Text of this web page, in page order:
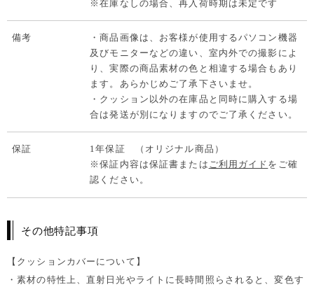
※在庫なしの場合、再入荷時期は未定です
備考
・商品画像は、お客様が使用するパソコン機器
及びモニターなどの違い、室内外での撮影によ
り、実際の商品素材の色と相違する場合もあり
ます。あらかじめご了承下さいませ。
・クッション以外の在庫品と同時に購入する場
合は発送が別になりますのでご了承ください。
保証
1年保証 （オリジナル商品）
※保証内容は保証書または ご利用ガイド をご確
認ください。
その他特記事項
【クッションカバーについて】
・素材の特性上、直射日光やライトに長時間照らされると、変色す